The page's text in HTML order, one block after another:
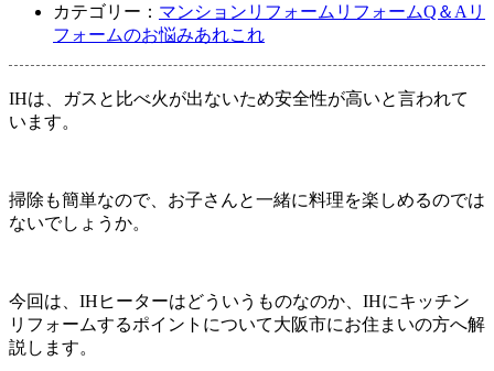
カテゴリー： マンションリフォーム リフォームQ＆A リ
フォームのお悩みあれこれ
IHは、ガスと比べ火が出ないため安全性が高いと言われて
います。
掃除も簡単なので、お子さんと一緒に料理を楽しめるのでは
ないでしょうか。
今回は、IHヒーターはどういうものなのか、IHにキッチン
リフォームするポイントについて大阪市にお住まいの方へ解
説します。